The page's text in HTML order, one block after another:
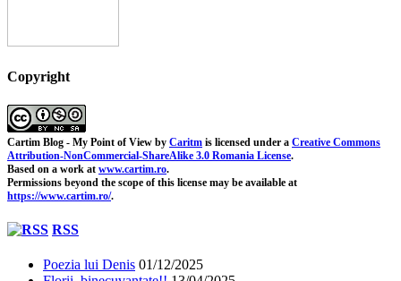
Copyright
Cartim Blog - My Point of View by Caritm is licensed under a Creative Commons
Attribution-NonCommercial-ShareAlike 3.0 Romania License.
Based on a work at www.cartim.ro.
Permissions beyond the scope of this license may be available at
https://www.cartim.ro/.
RSS
Poezia lui Denis 01/12/2025